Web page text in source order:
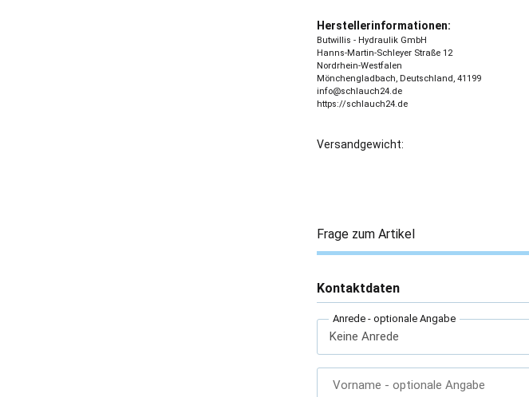
Herstellerinformationen:
Butwillis - Hydraulik GmbH
Hanns-Martin-Schleyer Straße 12
Nordrhein-Westfalen
Mönchengladbach, Deutschland, 41199
info@schlauch24.de
https://schlauch24.de
Versandgewicht:
Frage zum Artikel
Kontaktdaten
Anrede - optionale Angabe
Vorname - optionale Angabe